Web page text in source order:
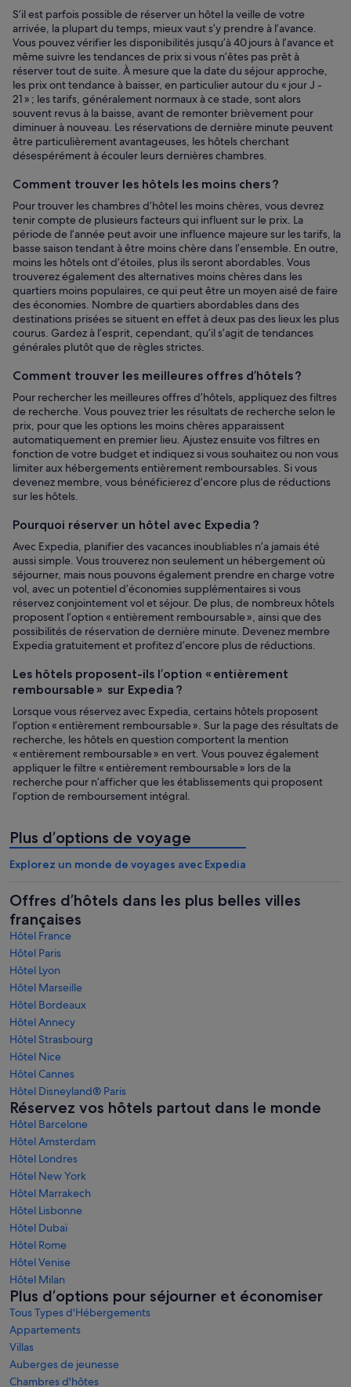
S’il est parfois possible de réserver un hôtel la veille de votre
arrivée, la plupart du temps, mieux vaut s’y prendre à l’avance.
Vous pouvez vérifier les disponibilités jusqu’à 40 jours à l’avance et
même suivre les tendances de prix si vous n’êtes pas prêt à
réserver tout de suite. À mesure que la date du séjour approche,
les prix ont tendance à baisser, en particulier autour du « jour J -
21 » ; les tarifs, généralement normaux à ce stade, sont alors
souvent revus à la baisse, avant de remonter brièvement pour
diminuer à nouveau. Les réservations de dernière minute peuvent
être particulièrement avantageuses, les hôtels cherchant
désespérément à écouler leurs dernières chambres.
Comment trouver les hôtels les moins chers ?
Pour trouver les chambres d’hôtel les moins chères, vous devrez
tenir compte de plusieurs facteurs qui influent sur le prix. La
période de l’année peut avoir une influence majeure sur les tarifs, la
basse saison tendant à être moins chère dans l’ensemble. En outre,
moins les hôtels ont d’étoiles, plus ils seront abordables. Vous
trouverez également des alternatives moins chères dans les
quartiers moins populaires, ce qui peut être un moyen aisé de faire
des économies. Nombre de quartiers abordables dans des
destinations prisées se situent en effet à deux pas des lieux les plus
courus. Gardez à l’esprit, cependant, qu’il s’agit de tendances
générales plutôt que de règles strictes.
Comment trouver les meilleures offres d’hôtels ?
Pour rechercher les meilleures offres d’hôtels, appliquez des filtres
de recherche. Vous pouvez trier les résultats de recherche selon le
prix, pour que les options les moins chères apparaissent
automatiquement en premier lieu. Ajustez ensuite vos filtres en
fonction de votre budget et indiquez si vous souhaitez ou non vous
limiter aux hébergements entièrement remboursables. Si vous
devenez membre, vous bénéficierez d’encore plus de réductions
sur les hôtels.
Pourquoi réserver un hôtel avec Expedia ?
Avec Expedia, planifier des vacances inoubliables n’a jamais été
aussi simple. Vous trouverez non seulement un hébergement où
séjourner, mais nous pouvons également prendre en charge votre
vol, avec un potentiel d’économies supplémentaires si vous
réservez conjointement vol et séjour. De plus, de nombreux hôtels
proposent l’option « entièrement remboursable », ainsi que des
possibilités de réservation de dernière minute. Devenez membre
Expedia gratuitement et profitez d’encore plus de réductions.
Les hôtels proposent-ils l’option « entièrement
remboursable » sur Expedia ?
Lorsque vous réservez avec Expedia, certains hôtels proposent
l’option « entièrement remboursable ». Sur la page des résultats de
recherche, les hôtels en question comportent la mention
« entièrement remboursable » en vert. Vous pouvez également
appliquer le filtre « entièrement remboursable » lors de la
recherche pour n’afficher que les établissements qui proposent
l’option de remboursement intégral.
Plus d’options de voyage
Explorez un monde de voyages avec Expedia
Offres d’hôtels dans les plus belles villes
françaises
Hôtel France
Hôtel Paris
Hôtel Lyon
Hôtel Marseille
Hôtel Bordeaux
Hôtel Annecy
Hôtel Strasbourg
Hôtel Nice
Hôtel Cannes
Hôtel Disneyland® Paris
Réservez vos hôtels partout dans le monde
Hôtel Barcelone
Hôtel Amsterdam
Hôtel Londres
Hôtel New York
Hôtel Marrakech
Hôtel Lisbonne
Hôtel Dubaï
Hôtel Rome
Hôtel Venise
Hôtel Milan
Plus d’options pour séjourner et économiser
Tous Types d'Hébergements
Appartements
Villas
Auberges de jeunesse
Chambres d'hôtes